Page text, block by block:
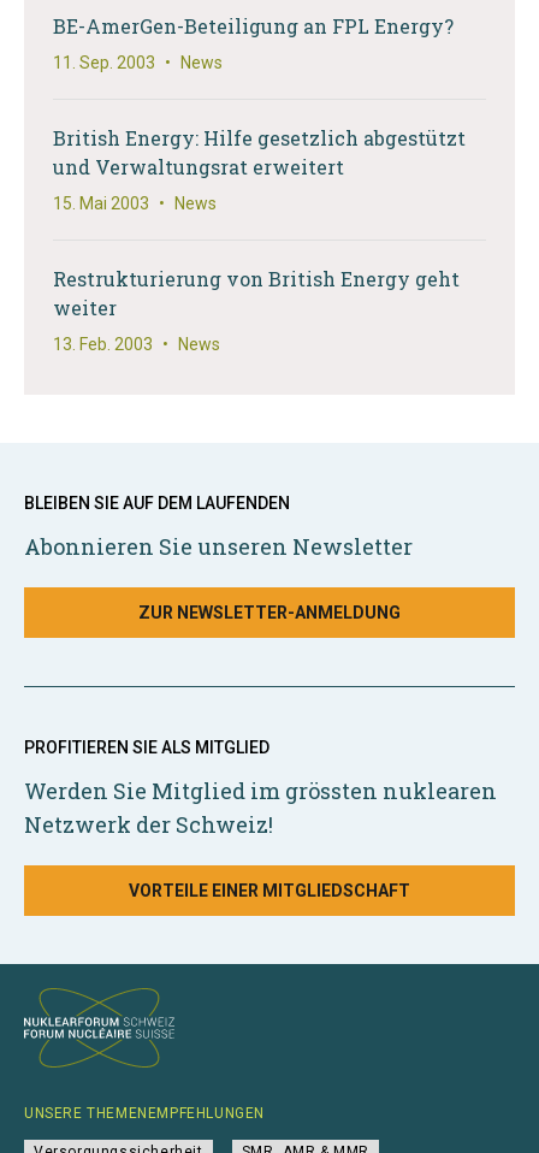
BE-AmerGen-Beteiligung an FPL Energy?
11. Sep. 2003 • News
British Energy: Hilfe gesetzlich abgestützt
und Verwaltungsrat erweitert
15. Mai 2003 • News
Restrukturierung von British Energy geht
weiter
13. Feb. 2003 • News
BLEIBEN SIE AUF DEM LAUFENDEN
Abonnieren Sie unseren Newsletter
ZUR NEWSLETTER-ANMELDUNG
PROFITIEREN SIE ALS MITGLIED
Werden Sie Mitglied im grössten nuklearen
Netzwerk der Schweiz!
VORTEILE EINER MITGLIEDSCHAFT
UNSERE THEMENEMPFEHLUNGEN